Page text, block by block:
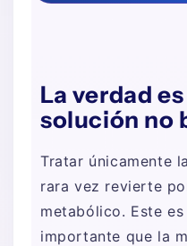
La verdad
solución no
Tratar únicamente
rara vez revierte
metabólico. Este
importante que la